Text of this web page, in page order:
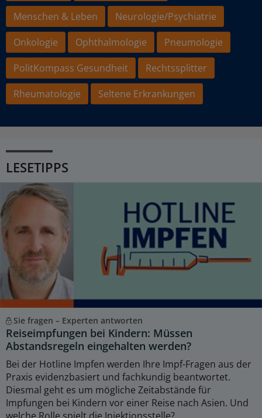
Menschen & Leben
Neurologie/Psychiatrie
Onkologie
Ophthalmologie
Pneumologie
PolitKompass Gesundheit
Rechtssplitter
Rheumatologie
Seltene Erkrankungen
LESETIPPS
Sie fragen – Experten antworten
Reiseimpfungen bei Kindern: Müssen
Abstandsregeln eingehalten werden?
Bei der Hotline Impfen werden Ihre Impf-Fragen aus der
Praxis evidenzbasiert und fachkundig beantwortet.
Diesmal geht es um mögliche Zeitabstände für
Impfungen bei Kindern vor einer Reise nach Asien. Und